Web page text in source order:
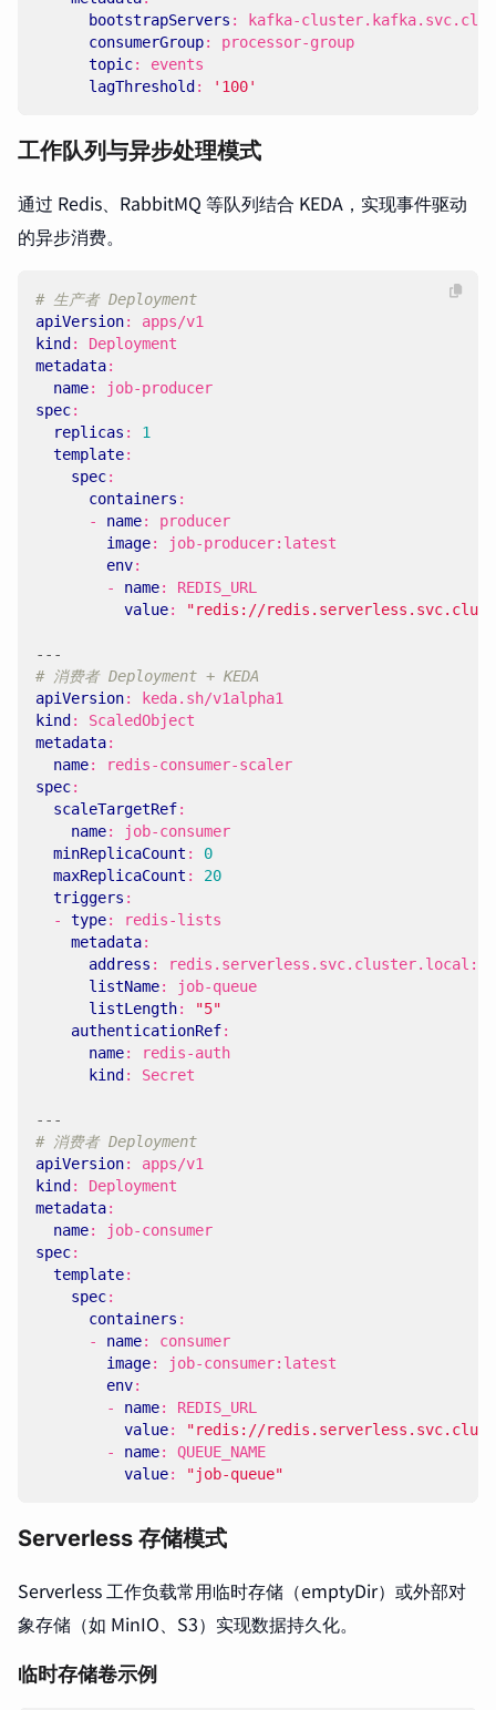
bootstrapServers :
kafka-
consumerGroup:
processor-group
topic:
events
lagThreshold : '100'
工作队列与异步处理模式
通过 Redis、RabbitMQ 等队列结合 KEDA，实现事件驱动
的异步消费。
# 生产者 Deployment
apiVersion:
apps/v1
kind :
Deployment
metadata:
name:
job-producer
spec:
replicas :
1
template:
spec:
containers :
- name:
producer
image:
job-producer:latest
env:
- name:
REDIS_URL
value: "redis://
---
# 消费者 Deployment + KEDA
apiVersion:
keda.sh/v1alpha1
kind :
ScaledObject
metadata:
name:
redis-consumer-scaler
spec:
scaleTargetRef:
name:
job-consumer
minReplicaCount :
0
maxReplicaCount :
20
triggers :
- type:
redis-lists
metadata:
address :
listName:
job-queue
listLength:
"5"
authenticationRef:
name:
redis-auth
kind : Secret
---
# 消费者 Deployment
apiVersion:
apps/v1
kind :
Deployment
metadata:
name:
job-consumer
spec:
template:
spec:
containers :
- name:
consumer
image:
job-consumer:latest
env:
- name:
REDIS_URL
value:
"redis://
- name:
QUEUE_NAME
value: "job-queue"
Serverless 存储模式
Serverless 工作负载常用临时存储（emptyDir）或外部对
象存储（如 MinIO、S3）实现数据持久化。
临时存储卷示例